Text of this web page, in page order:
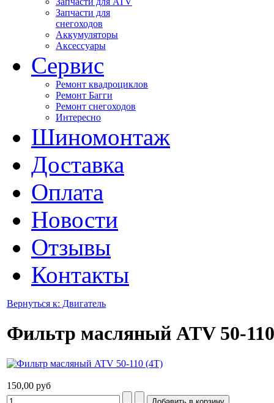
Запчасти для
снегоходов
Аккумуляторы
Аксессуары
Сервис
Ремонт квадроциклов
Ремонт Багги
Ремонт снегоходов
Интересно
Шиномонтаж
Доставка
Оплата
Новости
Отзывы
Контакты
Вернуться к: Двигатель
Фильтр масляный ATV 50-
150,00 руб